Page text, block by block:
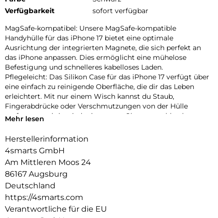
Verfügbarkeit
sofort verfügbar
MagSafe-kompatibel: Unsere MagSafe-kompatible
Handyhülle für das iPhone 17 bietet eine optimale
Ausrichtung der integrierten Magnete, die sich perfekt an
das iPhone anpassen. Dies ermöglicht eine mühelose
Befestigung und schnelleres kabelloses Laden.
Pflegeleicht: Das Silikon Case für das iPhone 17 verfügt über
eine einfach zu reinigende Oberfläche, die dir das Leben
erleichtert. Mit nur einem Wisch kannst du Staub,
Fingerabdrücke oder Verschmutzungen von der Hülle
entfernen und sie wieder in neuem Glanz erstrahlen lassen.
widerstandsfähig gegenüber Flecken und lässt sich mühelos
Kratzschutz: Unser iPhone 17 Case bietet erhöhte Kanten und
einen Innenfutter aus Mikrofaser, um Kratzer auf dem
Display und dem Gehäuse effektiv zu verhindern. Die
erhöhten Kanten schützen das Display vor direktem Kontakt
mit Oberflächen und verhindern somit Kratzer bei
versehentlichen Stürzen oder Abnutzungen. Das weiche
Mikrofaser-Innenfutter sorgt dafür, dass das Gehäuse des
Mehr lesen
Herstellerinformation
4smarts GmbH
Am Mittleren Moos 24
86167 Augsburg
Deutschland
https://4smarts.com
Verantwortliche für die EU